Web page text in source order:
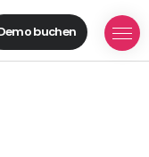
buchen